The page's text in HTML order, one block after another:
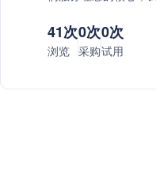
41次
浏览
0次
采购
0次
试用